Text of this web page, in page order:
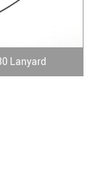
Lanyard